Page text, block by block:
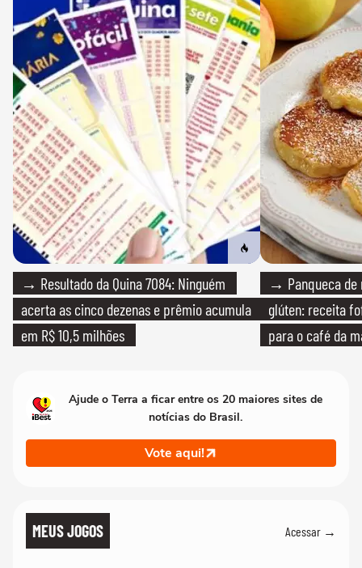
→ Resultado da Quina 7084: Ninguém
acerta as cinco dezenas e prêmio acumula
em R$ 10,5 milhões
→ Panqueca de
glúten: receita
para o café da
Ajude o Terra a ficar entre os 20 maiores sites de
notícias do Brasil.
Vote aqui!
MEUS JOGOS Acessar →